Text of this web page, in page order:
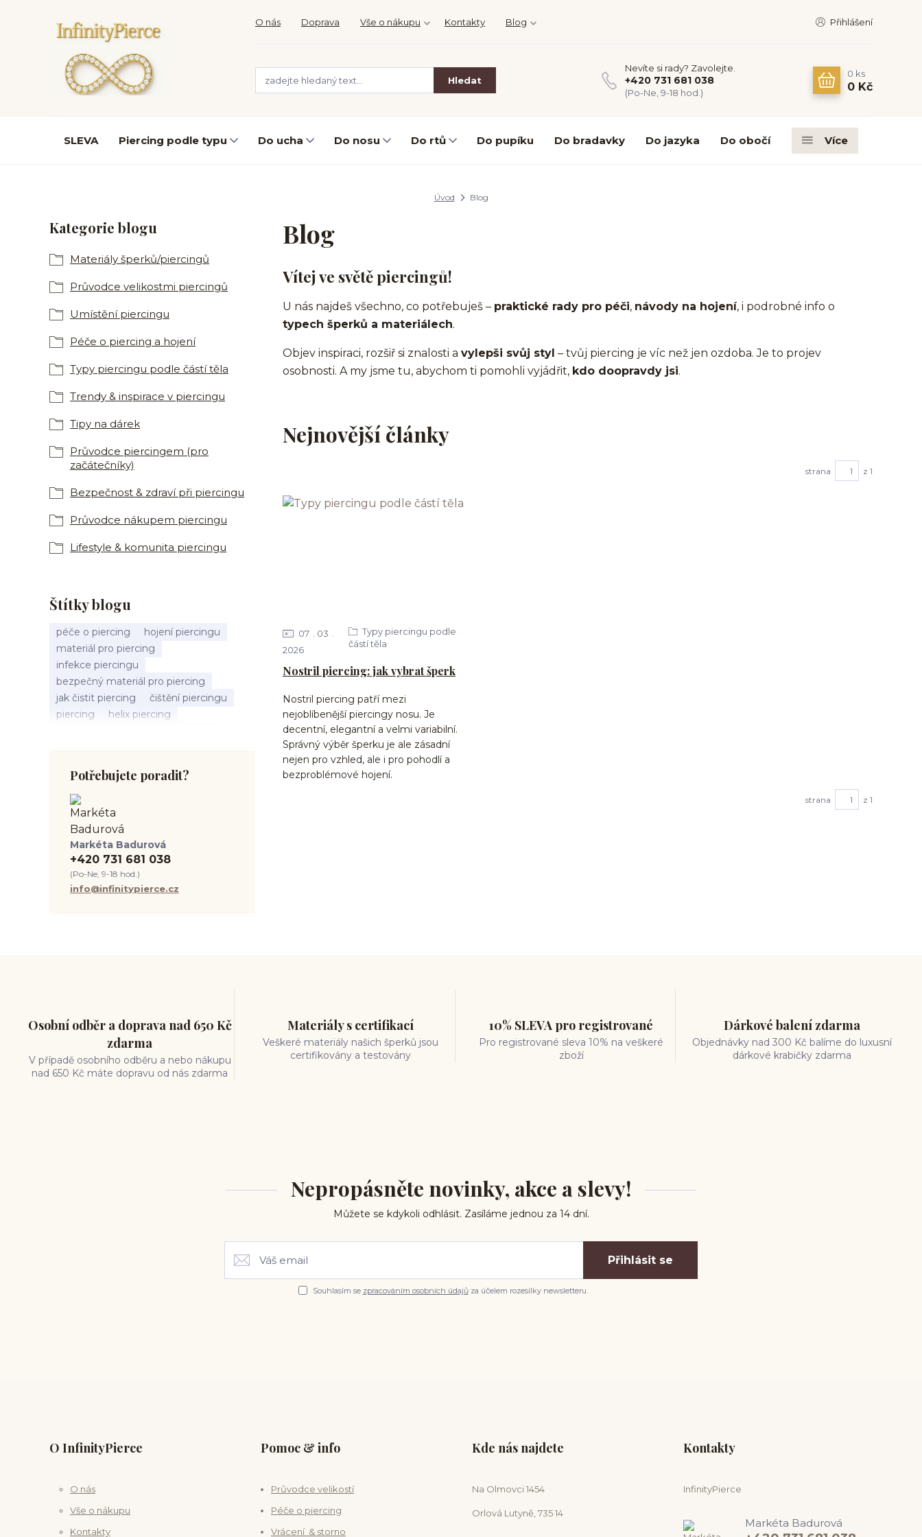
O nás Doprava Vše o nákupu Kontakty Blog Přihlášení
Hledat
Nevíte si rady? Zavolejte.
+420 731 681 038
(Po-Ne, 9-18 hod.)
0 ks
0 Kč
SLEVA Piercing podle typu Do ucha Do nosu Do rtů Do pupíku Do bradavky Do jazyka Do obočí Více
Úvod Blog
Kategorie blogu
Materiály šperků/piercingů
Průvodce velikostmi piercingů
Umístění piercingu
Péče o piercing a hojení
Typy piercingu podle částí těla
Trendy & inspirace v piercingu
Tipy na dárek
Průvodce piercingem (pro
začátečníky)
Bezpečnost & zdraví při piercingu
Průvodce nákupem piercingu
Lifestyle & komunita piercingu
Štítky blogu
péče o piercing
hojení piercingu
materiál pro piercing
infekce piercingu
bezpečný materiál pro piercing
jak čistit piercing
čištění piercingu
piercing
helix piercing
septum piercing
módní piercing
intimní piercing
tipy pro piercing
piercing pro začátečníky
body piercing
ušní piercing
piercing rady
nový piercing
piercing ucha
chirurgická ocel 316L
první piercing
hypoalergenní materiál
ocelové šperky
titan šperky
luxusní piercing
velikost piercingu
piercing do ucha
conch piercing
Potřebujete poradit?
Markéta Badurová
+420 731 681 038
(Po-Ne, 9-18 hod.)
info@infinitypierce.cz
Blog
Vítej ve světě piercingů!
U nás najdeš všechno, co potřebuješ – praktické rady pro péči, návody na hojení, i podrobné info o
typech šperků a materiálech.
Objev inspiraci, rozšiř si znalosti a vylepši svůj styl – tvůj piercing je víc než jen ozdoba. Je to projev
osobnosti. A my jsme tu, abychom ti pomohli vyjádřit, kdo doopravdy jsi.
Nejnovější články
strana z 1
Nostril piercing: jak vybrat šperk
07
03
2026
Typy piercingu podle
částí těla
Nostril piercing patří mezi
nejoblíbenější piercingy nosu. Je
decentní, elegantní a velmi variabilní.
Správný výběr šperku je ale zásadní
nejen pro vzhled, ale i pro pohodlí a
bezproblémové hojení.
strana z 1
Osobní odběr a doprava nad 650 Kč
zdarma
V případě osobního odběru a nebo nákupu
nad 650 Kč máte dopravu od nás zdarma
Materiály s certifikací
Veškeré materiály našich šperků jsou
certifikovány a testovány
10% SLEVA pro registrované
Pro registrované sleva 10% na veškeré
zboží
Dárkové balení zdarma
Objednávky nad 300 Kč balíme do luxusní
dárkové krabičky zdarma
Nepropásněte novinky, akce a slevy!
Můžete se kdykoli odhlásit. Zasíláme jednou za 14 dní.
Přihlásit se
Souhlasím se zpracováním osobních údajůza účelem rozesílky newsletteru.
O InfinityPierce
O nás
Vše o nákupu
Kontakty
Pomoc & info
Průvodce velikostí
Péče o piercing
Vrácení & storno
Kde nás najdete
Na Olmovci 1454
Orlová Lutyně, 735 14
Kontakty
InfinityPierce
Markéta Badurová